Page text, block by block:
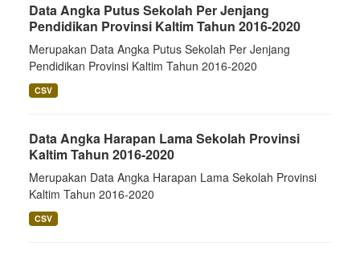
Data Angka Putus Sekolah Per Jenjang
Pendidikan Provinsi Kaltim Tahun 2016-2020
Merupakan Data Angka Putus Sekolah Per Jenjang
Pendidikan Provinsi Kaltim Tahun 2016-2020
CSV
Data Angka Harapan Lama Sekolah Provinsi
Kaltim Tahun 2016-2020
Merupakan Data Angka Harapan Lama Sekolah Provinsi
Kaltim Tahun 2016-2020
CSV